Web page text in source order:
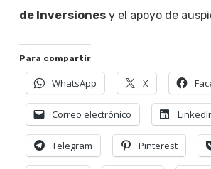
de Inversionesy el apoyo de
Para compartir
WhatsApp X
Correo electrónico
Telegram Pinterest